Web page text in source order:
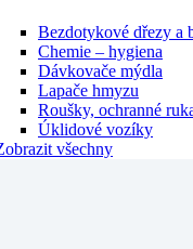
Bezdotykové dřezy a
Chemie – hygiena
Dávkovače mýdla
Lapače hmyzu
Roušky, ochranné
Úklidové vozíky
všechny